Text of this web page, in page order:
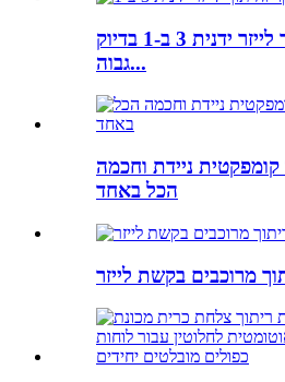
מכונת ניקוי חיתוך לייזר ידנית 3 ב-1 בדיוק
גבוה...
קומפקטית ניידת וחכמה
הכל באחד
מרוכבים בקשת לייזר